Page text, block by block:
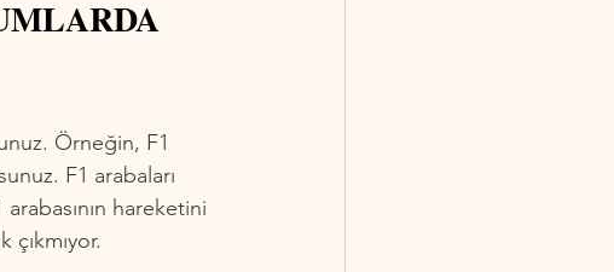
Örneğin, F1
F1 arabaları
hareketini